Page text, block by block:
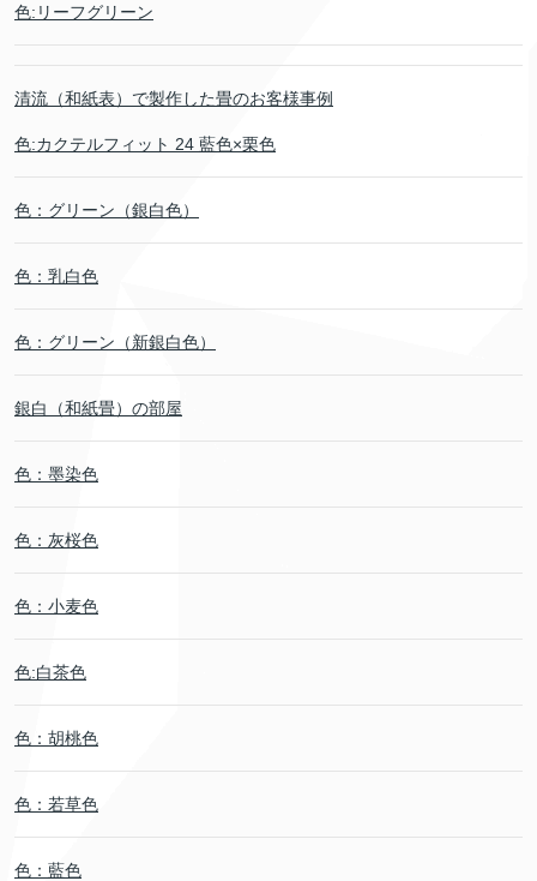
色:リーフグリーン
清流（和紙表）で製作した畳のお客様事例
色:カクテルフィット 24 藍色×栗色
色：グリーン（銀白色）
色：乳白色
色：グリーン（新銀白色）
銀白（和紙畳）の部屋
色：墨染色
色：灰桜色
色：小麦色
色:白茶色
色：胡桃色
色：若草色
色：藍色